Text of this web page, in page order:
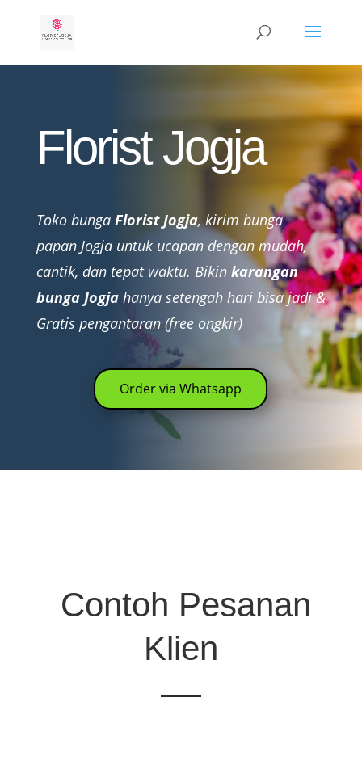
Florist Jogja
Toko bunga Florist Jogja, kirim bunga
papan Jogja untuk ucapan dengan mudah,
cantik, dan tepat waktu. Bikin karangan
bunga Jogjahanya setengah hari bisa jadi &
Gratis pengantaran (free ongkir)
Order via Whatsapp
Contoh Pesanan
Klien